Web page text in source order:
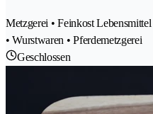
Metzgerei • Feinkost
• Wurstwaren • Pferdemetzgerei
Geschlossen